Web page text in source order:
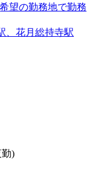
望の勤務地で勤務
、花月総持寺駅
)